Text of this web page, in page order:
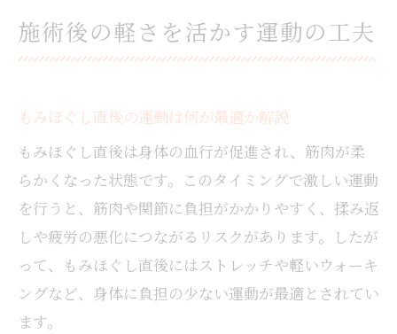
もみほぐしで得た軽さを維持するポイント
マッサージ直後は激しい運動を避ける理由
施術後に感じる揉み返し対策のポイント
筋膜リリース後のストレッチで負担を軽減
もみほぐしの効果を高める安全な動き方
コンディション維持に役立つ運動術紹介
施術後の軽さを活かす運動の工夫
もみほぐし直後の運動は何が最適か解説
もみほぐし直後は身体の血行が促進され、筋肉が柔
らかくなった状態です。このタイミングで激しい運動
を行うと、筋肉や関節に負担がかかりやすく、揉み返
しや疲労の悪化につながるリスクがあります。したが
って、もみほぐし直後にはストレッチや軽いウォーキ
ングなど、身体に負担の少ない運動が最適とされてい
ます。